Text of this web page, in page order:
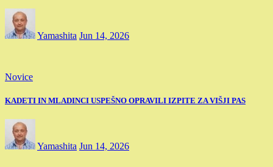
Yamashita Jun 14, 2026
Novice
KADETI IN MLADINCI USPEŠNO OPRAVILI IZPITE ZA VIŠJI PAS
Yamashita Jun 14, 2026